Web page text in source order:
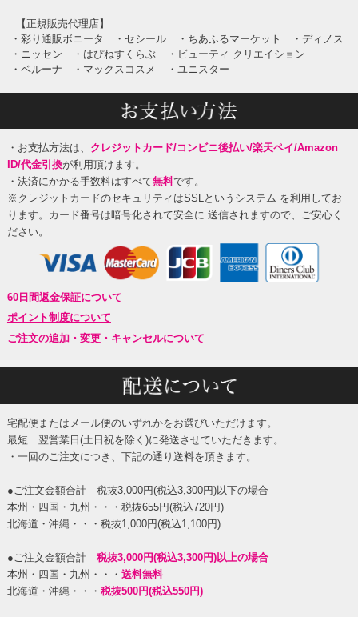
【正規販売代理店】
・彩り通販ボニータ
・セシール ・ちあふるマーケット
・ディノス
・ニッセン
・はぴねすくらぶ
・ビューティ クリエイション
・ベルーナ
・マックスコスメ ・ユニスター
・お支払方法は、 クレジットカード/コンビニ後払い/楽天ペイ/Amazon
ID/代金引換が利用頂けます。
・決済にかかる手数料はすべて無料です。
※クレジットカードのセキュリティはSSLというシステム を利用してお
ります。カード番号は暗号化されて安全に 送信されますので、ご安心く
ださい。
60日間返金保証について
ポイント制度について
ご注文の追加・変更・キャンセルについて
宅配便またはメール便のいずれかをお選びいただけます。
最短 翌営業日(土日祝を除く)に発送させていただきます。
・一回のご注文につき、下記の通り送料を頂きます。
●ご注文金額合計 税抜3,000円(税込3,300円)以下の場合
本州・四国・九州・・・税抜655円(税込720円)
北海道・沖縄・・・税抜1,000円(税込1,100円)
●ご注文金額合計 税抜3,000円(税込3,300円)以上の場合
本州・四国・九州・・・ 送料無料
北海道・沖縄・・・ 税抜500円(税込550円)